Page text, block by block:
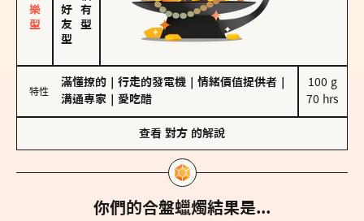
好友型佔有型
特性
滿懂撩的 行走的發電機 情緒價值提供者
溝通專家
愛吃醋
100 g
70 hrs
查看 對方 的解說
你們的合盤蠟燭結果是...